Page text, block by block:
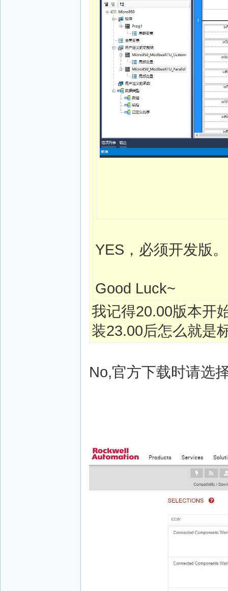
YES，必须开发版。
Good Luck~
我记得20.00版本开
装23.00后怎么就是
No,官方下载时请选